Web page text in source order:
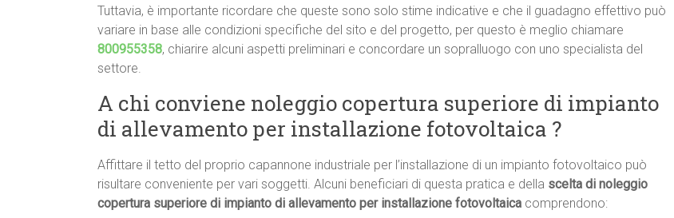
Tuttavia, è importante ricordare che queste sono solo stime indicative e che il guadagno effettivo può
variare in base alle condizioni specifiche del sito e del progetto, per questo è meglio chiamare
800955358, chiarire alcuni aspetti preliminari e concordare un sopralluogo con uno specialista del
settore.
A chi conviene noleggio copertura superiore di impianto
di allevamento per installazione fotovoltaica ?
Affittare il tetto del proprio capannone industriale per l’installazione di un impianto fotovoltaico può
risultare conveniente per vari soggetti. Alcuni beneficiari di questa pratica e della scelta di noleggio
copertura superiore di impianto di allevamento per installazione fotovoltaica comprendono: